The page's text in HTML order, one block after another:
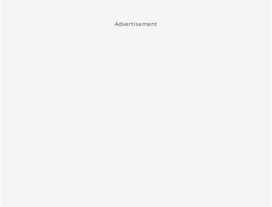
Advertisement